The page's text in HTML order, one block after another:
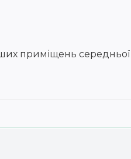
приміщень